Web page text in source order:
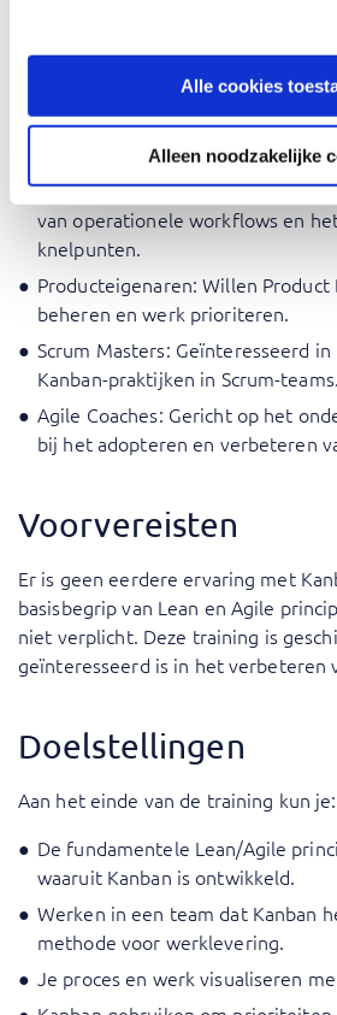
Alle cookies
Alleen noodzakelijke
Businessanalisten: Op zoek naar
en beheer van werkprocessen.
Kwaliteitsborgingsprofessionals:
productkwaliteit verbeteren en
Operationele managers: Gericht
van operationele workflows en
knelpunten.
Producteigenaren: Willen Product
beheren en werk prioriteren.
Scrum Masters: Geïnteresseerd
Kanban-praktijken in Scrum-teams.
Agile Coaches: Gericht op het
bij het adopteren en verbeteren
Voorvereisten
Er is geen eerdere ervaring met
basisbegrip van Lean en Agile
niet verplicht. Deze training is
geïnteresseerd is in het verbeteren
Doelstellingen
Aan het einde van de training kun je:
De fundamentele Lean/Agile
waaruit Kanban is ontwikkeld.
Werken in een team dat Kanban
methode voor werklevering.
Je proces en werk visualiseren